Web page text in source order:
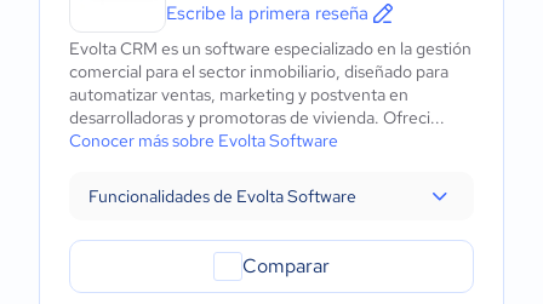
Escribe la primera reseña
Evolta CRM es un software especializado en la gestión
comercial para el sector inmobiliario, diseñado para
automatizar ventas, marketing y postventa en
desarrolladoras y promotoras de vivienda. Ofreci...
Conocer más sobre Evolta Software
Funcionalidades de Evolta Software
Comparar